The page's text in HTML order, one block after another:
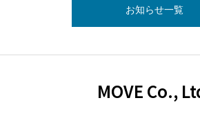
お知らせ一覧
MOVE Co.,